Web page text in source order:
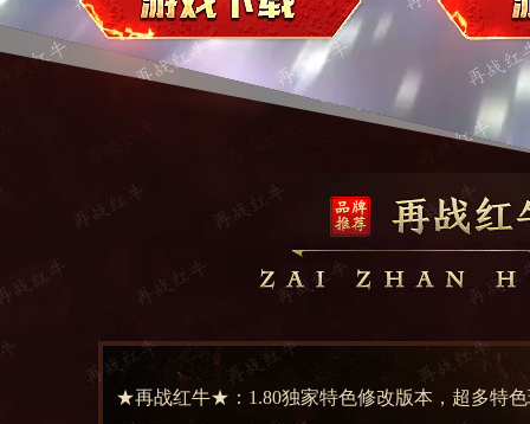
★再战红牛★：1.80独家特色修改版本，超多特